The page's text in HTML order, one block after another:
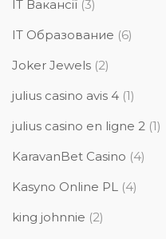
IT Вакансії (3)
IT Образование (6)
Joker Jewels (2)
julius casino avis 4 (1)
julius casino en ligne 2 (1)
KaravanBet Casino (4)
Kasyno Online PL (4)
king johnnie (2)